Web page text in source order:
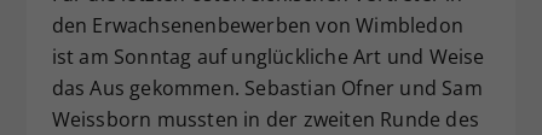
den Erwachsenenbewerben von Wimbledon
ist am Sonntag auf unglückliche Art und Weise
das Aus gekommen. Sebastian Ofner und Sam
Weissborn mussten in der zweiten Runde des
Zweck
Dieser Wert speichert Ihre Consent-
Einstellungen. Unter anderem eine
zufällig generierte ID, für die
historische Speicherung Ihrer